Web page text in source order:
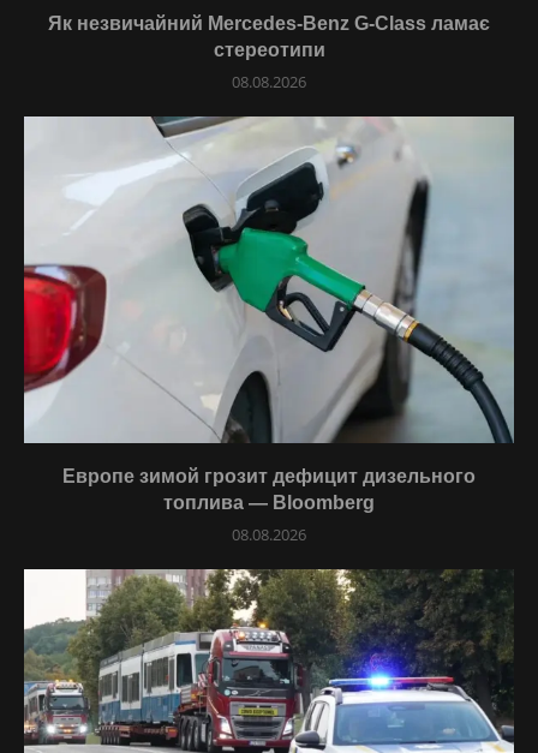
Як незвичайний Mercedes-Benz G-Class ламає
стереотипи
08.08.2026
Европе зимой грозит дефицит дизельного
топлива — Bloomberg
08.08.2026